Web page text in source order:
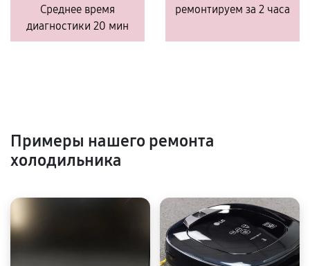
Среднее время
диагностики 20 мин
ремонтируем за 2 часа
Примеры нашего ремонта
холодильника